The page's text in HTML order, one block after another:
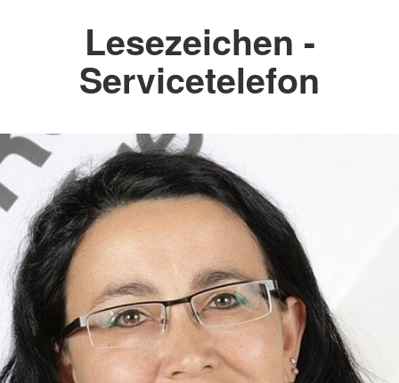
Lesezeichen -
Servicetelefon